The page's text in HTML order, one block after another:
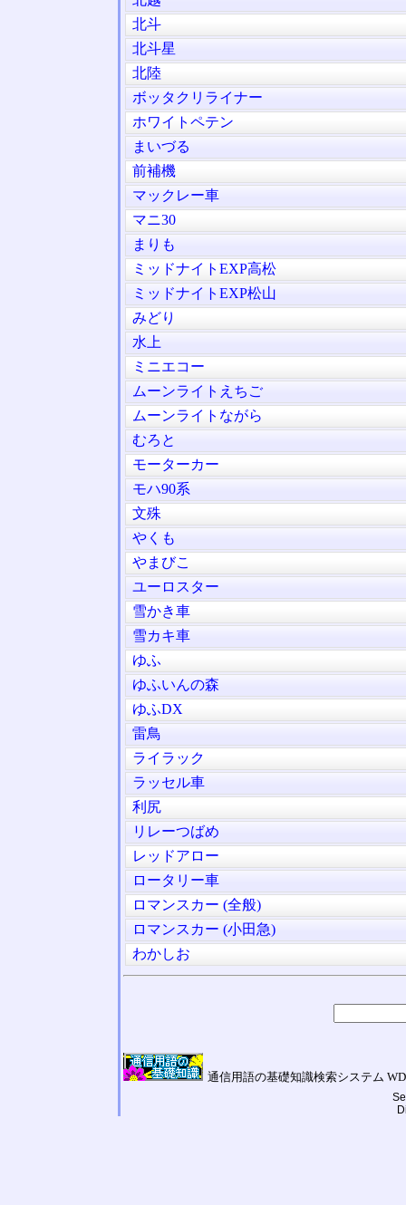
北斗
北斗星
北陸
ボッタクリライナー
ホワイトペテン
まいづる
前補機
マックレー車
マニ30
まりも
ミッドナイトEXP高松
ミッドナイトEXP松山
みどり
水上
ミニエコー
ムーンライトえちご
ムーンライトながら
むろと
モーターカー
モハ90系
文殊
やくも
やまびこ
ユーロスター
雪かき車
雪カキ車
ゆふ
ゆふいんの森
ゆふDX
雷鳥
ライラック
ラッセル車
利尻
リレーつばめ
レッドアロー
ロータリー車
ロマンスカー (全般)
ロマンスカー (小田急)
わかしお
通信用語の基礎知識検索システム